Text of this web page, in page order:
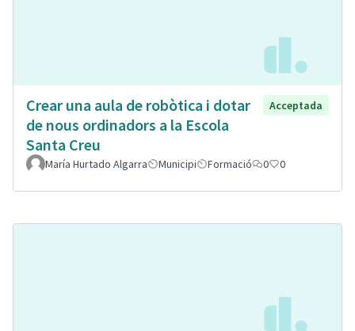
Crear una aula de robòtica i dotar
de nous ordinadors a la Escola
Santa Creu
Acceptada
María Hurtado Algarra Municipi Formació 0 0